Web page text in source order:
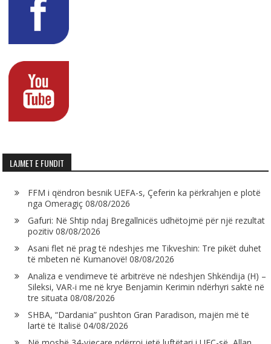
LAJMET E FUNDIT
FFM i qëndron besnik UEFA-s, Çeferin ka përkrahjen e plotë
nga Omeragiç 08/08/2026
Gafuri: Në Shtip ndaj Bregallnicës udhëtojmë për një rezultat
pozitiv 08/08/2026
Asani flet në prag të ndeshjes me Tikveshin: Tre pikët duhet
të mbeten në Kumanovë! 08/08/2026
Analiza e vendimeve të arbitrëve në ndeshjen Shkëndija (H) –
Sileksi, VAR-i me në krye Benjamin Kerimin ndërhyri saktë në
tre situata 08/08/2026
SHBA, “Dardania” pushton Gran Paradison, majën më të
lartë të Italisë 04/08/2026